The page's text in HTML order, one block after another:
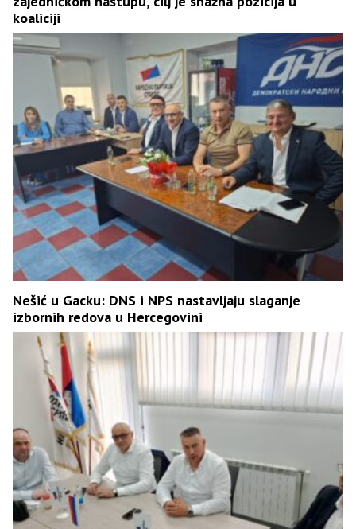
koaliciji
Nešić u Gacku: DNS i NPS nastavljaju slaganje
izbornih redova u Hercegovini